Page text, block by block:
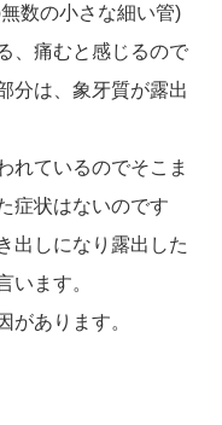
数の小さな細い管)
、痛むと感じるので
分は、象牙質が露出
れているのでそこま
症状はないのです
出しになり露出した
います。
があります。